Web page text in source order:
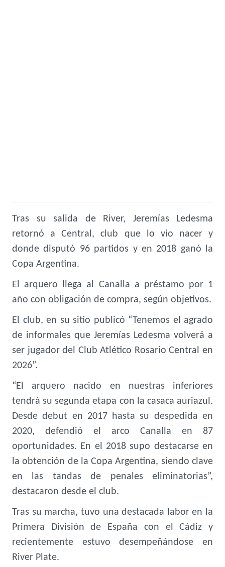
Tras su salida de River, Jeremías Ledesma
retornó a Central, club que lo vio nacer y
donde disputó 96 partidos y en 2018 ganó la
Copa Argentina.
El arquero llega al Canalla a préstamo por 1
año con obligación de compra, según objetivos.
El club, en su sitio publicó “Tenemos el agrado
de informales que Jeremías Ledesma volverá a
ser jugador del Club Atlético Rosario Central en
2026”.
“El arquero nacido en nuestras inferiores
tendrá su segunda etapa con la casaca auriazul.
Desde debut en 2017 hasta su despedida en
2020, defendió el arco Canalla en 87
oportunidades. En el 2018 supo destacarse en
la obtención de la Copa Argentina, siendo clave
en las tandas de penales eliminatorias”,
destacaron desde el club.
Tras su marcha, tuvo una destacada labor en la
Primera División de España con el Cádiz y
recientemente estuvo desempeñándose en
River Plate.